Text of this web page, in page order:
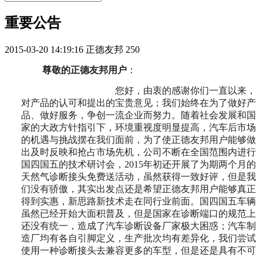
重要公告
2015-03-20 14:19:16 正德友邦 250
尊敬的正德友邦用户 ：
您好，由衷的感谢你们一直以来，
对产品的认可和提出的宝贵意见；我们始终在为了做好产
品、做好服务，争创一流企业而努力。随着社会发展和国
家的大政方针指引下，环境重视度明显提高，汽车后市场
的机遇与挑战摆在我们面前，为了使正德友邦用户能够做
出及时反映和抢占市场先机，公司不断在全国范围内进行
国四国五的技术研讨会， 2015年初还开展了为期两个月的
天然气诊断接头免费送活动，虽然获得一致好评，但是我
们没有骄傲，其实出发点还是希望正德友邦用户能够真正
得到实惠，新思路新技术走在同行业前面。国四国五车辆
虽然已经开始大面积普及，但是国家在诊断端口的规范上
还没有统一，造成了汽车诊断设备厂家极大困惑；汽车制
造厂均有各自引脚定义，生产批次均有差异化，我们尝试
使用一种诊断接头去兼容更多的车型，但是还是具有不可